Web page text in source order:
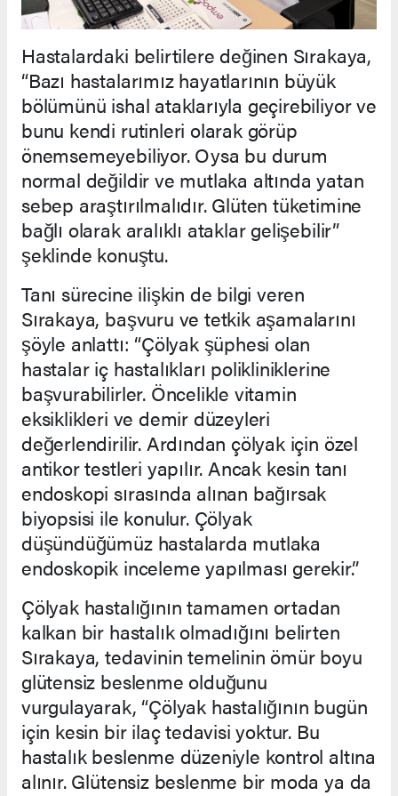
Hastalardaki belirtilere değinen Sırakaya,
“Bazı hastalarımız hayatlarının büyük
bölümünü ishal ataklarıyla geçirebiliyor ve
bunu kendi rutinleri olarak görüp
önemsemeyebiliyor. Oysa bu durum
normal değildir ve mutlaka altında yatan
sebep araştırılmalıdır. Glüten tüketimine
bağlı olarak aralıklı ataklar gelişebilir”
şeklinde konuştu.
Tanı sürecine ilişkin de bilgi veren
Sırakaya, başvuru ve tetkik aşamalarını
şöyle anlattı: “Çölyak şüphesi olan
hastalar iç hastalıkları polikliniklerine
başvurabilirler. Öncelikle vitamin
eksiklikleri ve demir düzeyleri
değerlendirilir. Ardından çölyak için özel
antikor testleri yapılır. Ancak kesin tanı
endoskopi sırasında alınan bağırsak
biyopsisi ile konulur. Çölyak
düşündüğümüz hastalarda mutlaka
endoskopik inceleme yapılması gerekir.”
Çölyak hastalığının tamamen ortadan
kalkan bir hastalık olmadığını belirten
Sırakaya, tedavinin temelinin ömür boyu
glütensiz beslenme olduğunu
vurgulayarak, “Çölyak hastalığının bugün
için kesin bir ilaç tedavisi yoktur. Bu
hastalık beslenme düzeniyle kontrol altına
alınır. Glütensiz beslenme bir moda ya da